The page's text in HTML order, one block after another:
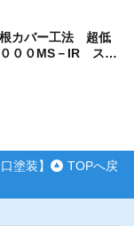
カバー工法 超低
００MS－IR スー
塗装】
TOPへ戻